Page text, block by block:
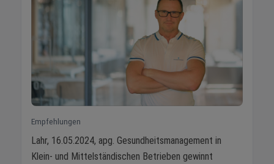
Empfehlungen
Lahr, 16.05.2024, apg. Gesundheitsmanagement in
Klein- und Mittelständischen Betrieben gewinnt